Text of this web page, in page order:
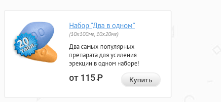
Набор "Два в одном"
(10x100мг, 10x20мг)
Два самых популярных
препарата для усиления
эрекции в одном наборе!
от 115Р Купить